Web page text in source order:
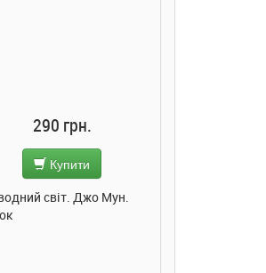
290 грн.
Купити
світ. Джо Мун.